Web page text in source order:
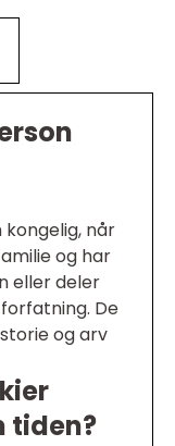
når
og har
eller deler
De
og arv
tiden?